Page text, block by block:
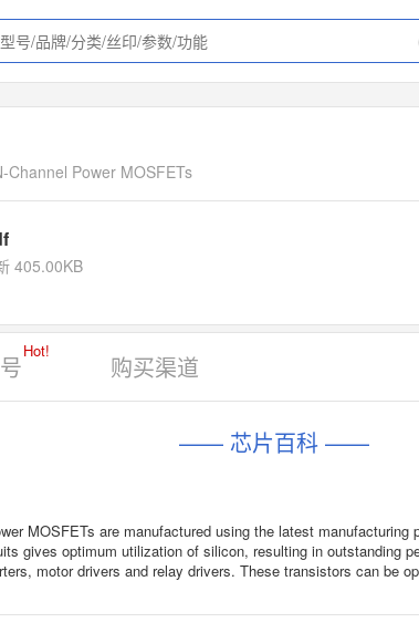
Channel Power MOSFETs
405.00KB
Hot!
购买渠道
—— 芯片百科 ——
MOSFETs are manufactured using the latest
gives optimum utilization of silicon, resulting in outstanding
motor drivers and relay drivers. These transistors can be